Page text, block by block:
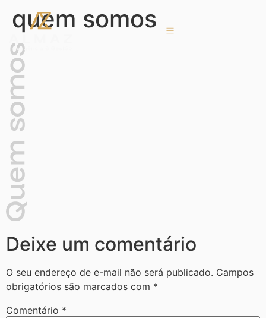
quem somos
Deixe um comentário
O seu endereço de e-mail não será publicado. Campos
obrigatórios são marcados com *
Comentário *